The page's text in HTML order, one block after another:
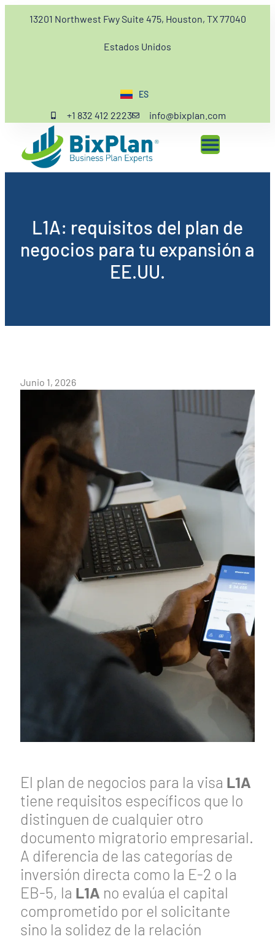
13201 Northwest Fwy Suite 475, Houston, TX 77040
Estados Unidos
ES
EN
+1 832 412 2223 info@bixplan.com
L1A: requisitos del plan de
negocios para tu expansión a
EE.UU.
Junio 1, 2026
El plan de negocios para la visa L1A
tiene requisitos específicos que lo
distinguen de cualquier otro
documento migratorio empresarial.
A diferencia de las categorías de
inversión directa como la E-2 o la
EB-5, la L1A no evalúa el capital
comprometido por el solicitante
sino la solidez de la relación